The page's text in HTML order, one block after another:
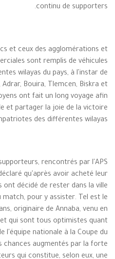
continu de supporters.
et ceux des agglomérations et
sont remplis de véhicules
wilayas du pays, à l'instar de
Bouira, Tlemcen, Biskra et
ont fait un long voyage afin
et partager la joie de la victoire
des différentes wilayas.
rencontrés par l'APS
qu'après avoir acheté leur
ont décidé de rester dans la ville
match, pour y assister. Tel est le
originaire de Annaba, venu en
qui sont tous optimistes quant
l'équipe nationale à la Coupe du
chances augmentés par la forte
qui constitue, selon eux, une